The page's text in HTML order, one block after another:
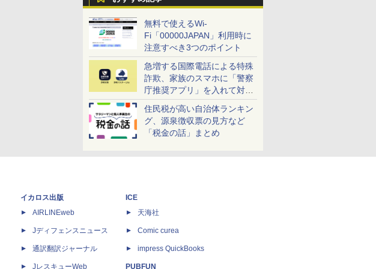
無料で使えるWi-
Fi「00000JAPAN」利用時に
注意すべき3つのポイント
急増する国際電話による特殊
詐欺、家族のスマホに「警察
庁推奨アプリ」を入れて対策
しよう！
住民税が高い自治体ランキン
グ、源泉徴収票の見方など
「税金の話」まとめ
イカロス出版
AIRLINEweb
Jディフェンスニュース
通訳翻訳ジャーナル
JレスキューWeb
ICE
天海社
Comic curea
impress QuickBooks
PUBFUN